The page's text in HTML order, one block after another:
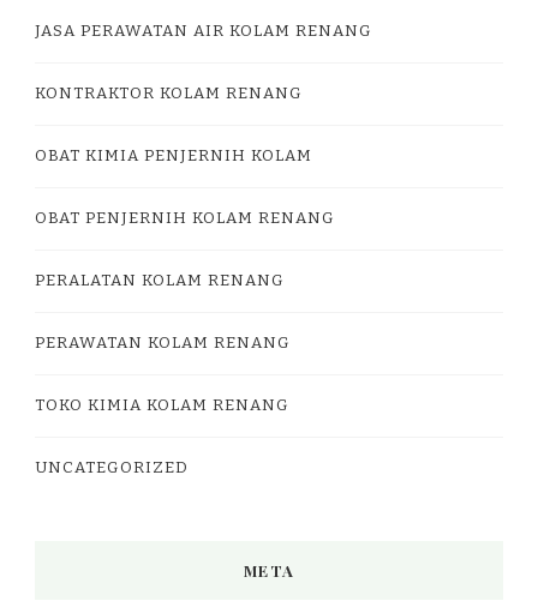
JASA PERAWATAN AIR KOLAM RENANG
KONTRAKTOR KOLAM RENANG
OBAT KIMIA PENJERNIH KOLAM
OBAT PENJERNIH KOLAM RENANG
PERALATAN KOLAM RENANG
PERAWATAN KOLAM RENANG
TOKO KIMIA KOLAM RENANG
UNCATEGORIZED
META